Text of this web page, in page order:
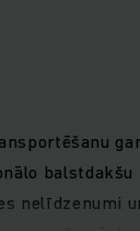
nelīdzenumi